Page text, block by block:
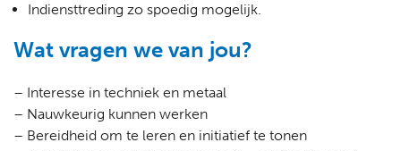
Indiensttreding zo spoedig mogelijk.
Wat vragen we van jou?
– Interesse in techniek en metaal
– Nauwkeurig kunnen werken
– Bereidheid om te leren en initiatief te tonen